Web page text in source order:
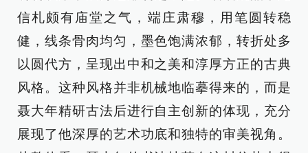
信札颇有庙堂之气，端庄肃穆，用笔圆转稳
健，线条骨肉均匀，墨色饱满浓郁，转折处多
以圆代方，呈现出中和之美和淳厚方正的古典
风格。这种风格并非机械地临摹得来的，而是
聂大年精研古法后进行自主创新的体现，充分
展现了他深厚的艺术功底和独特的审美视角。